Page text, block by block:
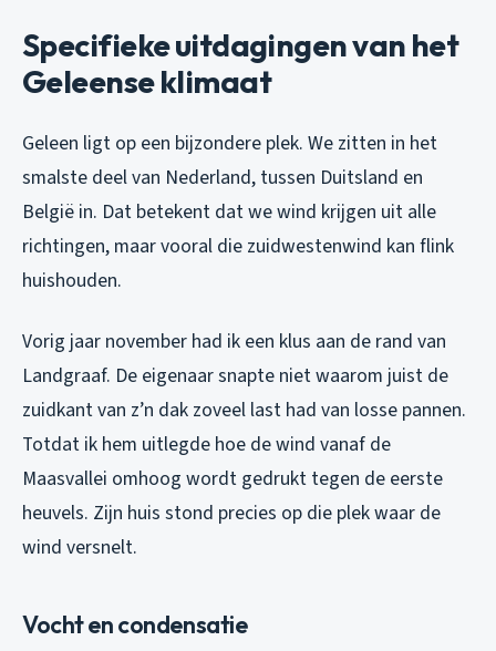
Specifieke uitdagingen van het
Geleense klimaat
Geleen ligt op een bijzondere plek. We zitten in het
smalste deel van Nederland, tussen Duitsland en
België in. Dat betekent dat we wind krijgen uit alle
richtingen, maar vooral die zuidwestenwind kan flink
huishouden.
Vorig jaar november had ik een klus aan de rand van
Landgraaf. De eigenaar snapte niet waarom juist de
zuidkant van z’n dak zoveel last had van losse pannen.
Totdat ik hem uitlegde hoe de wind vanaf de
Maasvallei omhoog wordt gedrukt tegen de eerste
heuvels. Zijn huis stond precies op die plek waar de
wind versnelt.
Vocht en condensatie